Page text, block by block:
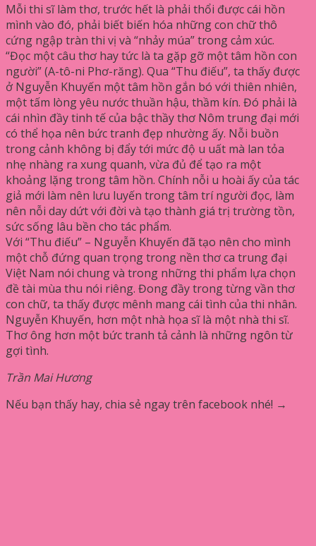
Mỗi thi sĩ làm thơ, trước hết là phải thổi được cái hồn
mình vào đó, phải biết biến hóa những con chữ thô
cứng ngập tràn thi vị và “nhảy múa” trong cảm xúc.
“Đọc một câu thơ hay tức là ta gặp gỡ một tâm hồn con
người” (A-tô-ni Phơ-răng). Qua “Thu điếu”, ta thấy được
ở Nguyễn Khuyến một tâm hồn gắn bó với thiên nhiên,
một tấm lòng yêu nước thuần hậu, thầm kín. Đó phải là
cái nhìn đầy tinh tế của bậc thầy thơ Nôm trung đại mới
có thể họa nên bức tranh đẹp nhường ấy. Nỗi buồn
trong cảnh không bị đẩy tới mức độ u uất mà lan tỏa
nhẹ nhàng ra xung quanh, vừa đủ để tạo ra một
khoảng lặng trong tâm hồn. Chính nỗi u hoài ấy của tác
giả mới làm nên lưu luyến trong tâm trí người đọc, làm
nên nỗi day dứt với đời và tạo thành giá trị trường tồn,
sức sống lâu bền cho tác phẩm.
Với “Thu điếu” – Nguyễn Khuyến đã tạo nên cho mình
một chỗ đứng quan trọng trong nền thơ ca trung đại
Việt Nam nói chung và trong những thi phẩm lựa chọn
đề tài mùa thu nói riêng. Đong đầy trong từng vần thơ
con chữ, ta thấy được mênh mang cái tình của thi nhân.
Nguyễn Khuyến, hơn một nhà họa sĩ là một nhà thi sĩ.
Thơ ông hơn một bức tranh tả cảnh là những ngôn từ
gợi tình.
Trần Mai Hương
Nếu bạn thấy hay, chia sẻ ngay trên facebook nhé! →